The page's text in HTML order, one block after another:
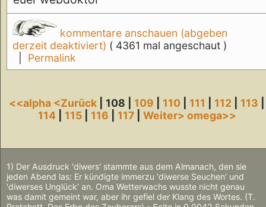
kommentare anschauen (abgeben
derzeit deaktiviert) ( 4361 mal angeschaut )
Permalink
<<alpha <Zurück | 108 | 109 110 111 112 113
114
115| 116 117| Weiter> omega>>
1) Der Ausdruck 'diwers' stammte aus dem Almanach, den sie
jeden Abend las: Er kündigte immerzu 'diwerse Seuchen' und
'diwerses Unglück' an. Oma Wetterwachs wusste nicht genau
was damit gemeint war, aber ihr gefiel der Klang des Wortes. (T.